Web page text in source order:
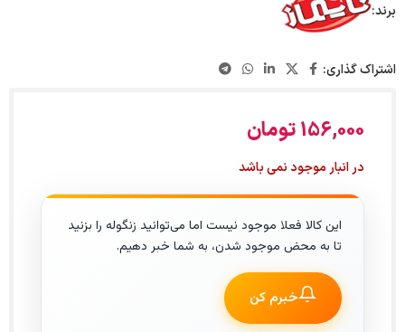
برند:
اشتراک گذاری:
156,000تومان
در انبار موجود نمی باشد
این کالا فعلا موجود نیست اما می‌توانید زنگوله را بزنید
تا به محض موجود شدن، به شما خبر دهیم.
خبرم کن